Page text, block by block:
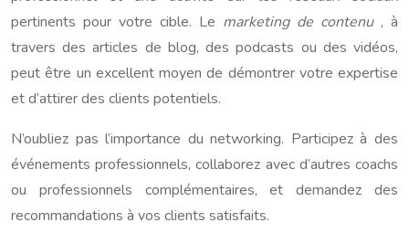
pertinents pour votre cible. Le marketing de contenu , à
travers des articles de blog, des podcasts ou des vidéos,
peut être un excellent moyen de démontrer votre expertise
et d’attirer des clients potentiels.
N’oubliez pas l’importance du networking. Participez à des
événements professionnels, collaborez avec d’autres coachs
ou professionnels complémentaires, et demandez des
recommandations à vos clients satisfaits.